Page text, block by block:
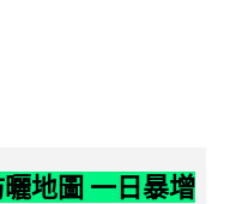
地圖 一日暴增